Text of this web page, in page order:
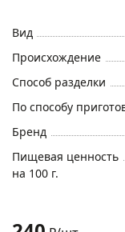
Вид
Происхождение
Способ разделки
По способу
Бренд
Пищевая ценность
на 100 г.